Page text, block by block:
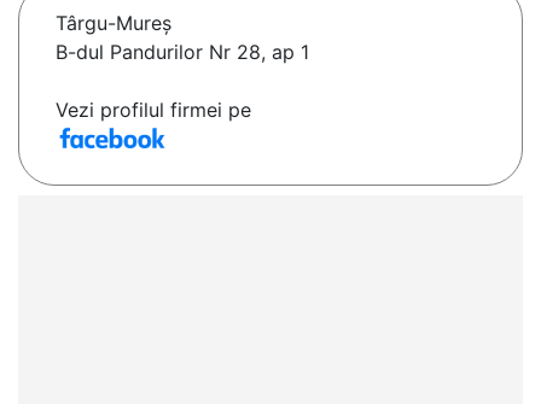
Târgu-Mureş
B-dul Pandurilor Nr 28, ap 1
Vezi profilul firmei pe